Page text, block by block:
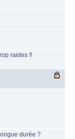
raides !!
durée ?